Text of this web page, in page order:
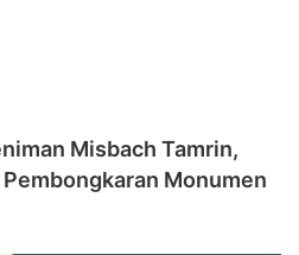
Misbach Tamrin,
Monumen